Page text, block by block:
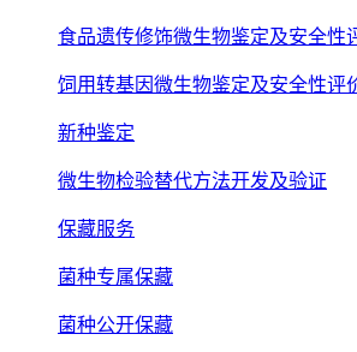
食品遗传修饰微生物鉴定及安全性
饲用转基因微生物鉴定及安全性评
新种鉴定
微生物检验替代方法开发及验证
保藏服务
菌种专属保藏
菌种公开保藏